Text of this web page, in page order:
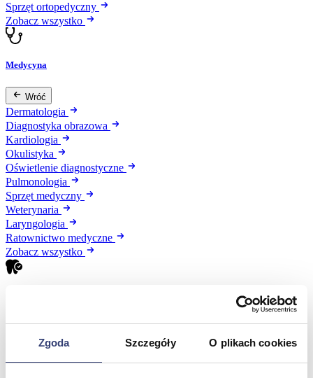
Zgoda Szczegóły O plikach cookies
Sprzęt ortopedyczny
Zobacz wszystko
Medycyna
Wróć
Dermatologia
Diagnostyka obrazowa
Kardiologia
Okulistyka
Oświetlenie diagnostyczne
Pulmonologia
Sprzęt medyczny
Weterynaria
Laryngologia
Ratownictwo medyczne
Zobacz wszystko
Wróć
Druk 3D